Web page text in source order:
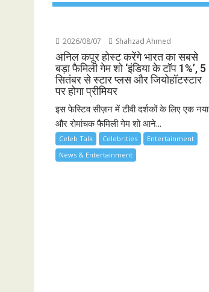
2026/08/07 Shahzad Ahmed
अनिल कपूर होस्ट करेंगे भारत का सबसे
बड़ा फैमिली गेम शो ‘इंडिया के टॉप 1%’, 5
सितंबर से स्टार प्लस और जियोहॉटस्टार
पर होगा प्रीमियर
इस फेस्टिव सीज़न में टीवी दर्शकों के लिए एक नया
और रोमांचक फैमिली गेम शो आने...
Celeb Talk Celebrities
Entertainment
News & Entertainment